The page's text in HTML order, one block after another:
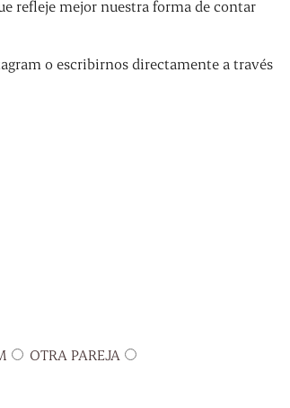
refleje mejor nuestra forma de contar
o escribirnos directamente a través
OTRA PAREJA